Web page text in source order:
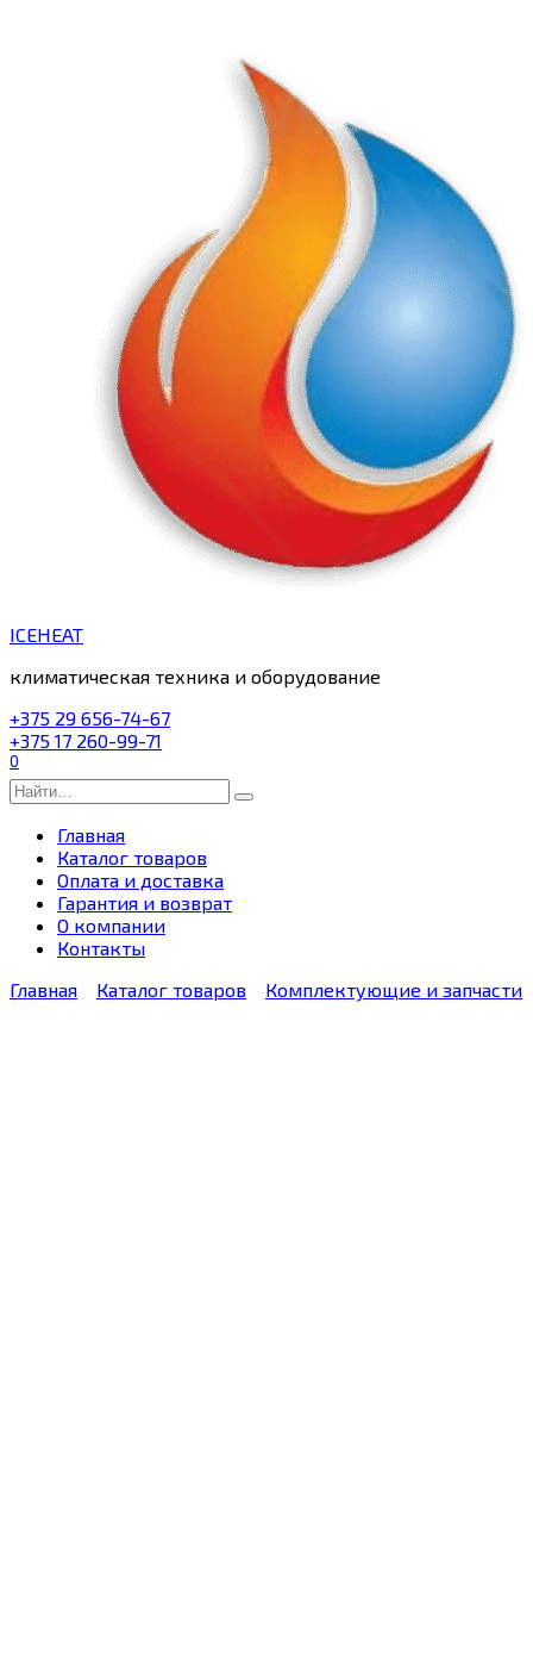
ICEHEAT
климатическая техника и оборудование
+375 29 656-74-67
+375 17 260-99-71
0
Search
for:
Главная
Каталог товаров
Оплата и доставка
Гарантия и возврат
О компании
Контакты
Главная
Каталог товаров Комплектующие и запчасти